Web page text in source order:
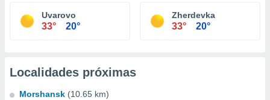
Uvarovo
33° 20°
Zherdevka
33° 20°
Localidades próximas
Morshansk (10.65 km)